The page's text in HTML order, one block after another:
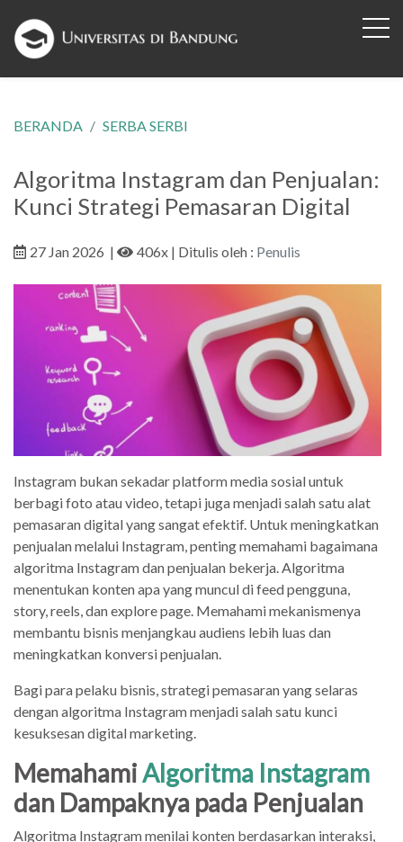
BERANDA SERBA SERBI
Algoritma Instagram dan Penjualan:
Kunci Strategi Pemasaran Digital
27 Jan 2026 | 406x | Ditulis oleh : Penulis
Instagram bukan sekadar platform media sosial untuk
berbagi foto atau video, tetapi juga menjadi salah satu alat
pemasaran digital yang sangat efektif. Untuk meningkatkan
penjualan melalui Instagram, penting memahami bagaimana
algoritma Instagram dan penjualan bekerja. Algoritma
menentukan konten apa yang muncul di feed pengguna,
story, reels, dan explore page. Memahami mekanismenya
membantu bisnis menjangkau audiens lebih luas dan
meningkatkan konversi penjualan.
Bagi para pelaku bisnis, strategi pemasaran yang selaras
dengan algoritma Instagram menjadi salah satu kunci
kesuksesan digital marketing.
MemahamiAlgoritma Instagram
dan Dampaknya pada Penjualan
Algoritma Instagram menilai konten berdasarkan interaksi,